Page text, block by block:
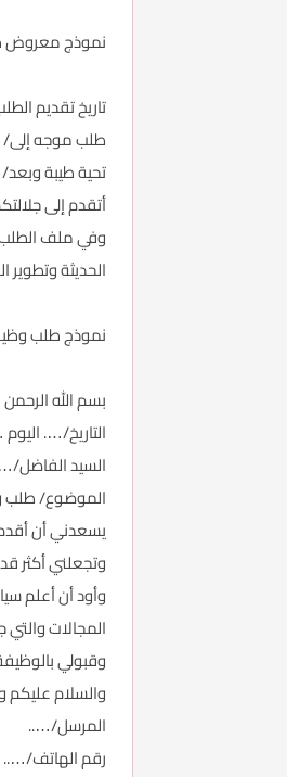
نموذج معروض
تاريخ تقديم
طلب موجه إلى/
تحية طيبة
أتقدم إلى
وفي ملف الطلب
الحديثة
نموذج طلب
بسم الله الرحمن
التاريخ/….
السيد الفاضل/
الموضوع/
يسعدني أن
وتجعلني
وأود أن أعلم
المجالات
وقبولي
والسلام عليكم
المرسل/…..
رقم الهاتف/…..